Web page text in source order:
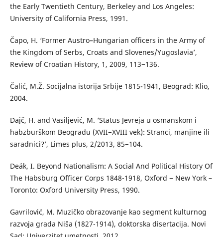
the Early Twentieth Century, Berkeley and Los Angeles:
University of California Press, 1991.
Čapo, H. ‘Former Austro–Hungarian officers in the Army of
the Kingdom of Serbs, Croats and Slovenes/Yugoslavia’,
Review of Croatian History, 1, 2009, 113−136.
Čalić, M.Ž. Socijalna istorija Srbije 1815-1941, Beograd: Klio,
2004.
Dajč, H. and Vasiljević, M. ‘Status Jevreja u osmanskom i
habzburškom Beogradu (XVII−XVIII vek): Stranci, manjine ili
saradnici?’, Limes plus, 2/2013, 85−104.
Deák, I. Beyond Nationalism: A Social And Political History Of
The Habsburg Officer Corps 1848-1918, Oxford − New York –
Toronto: Oxford University Press, 1990.
Gavrilović, M. Muzičko obrazovanje kao segment kulturnog
razvoja grada Niša (1827-1914), doktorska disertacija. Novi